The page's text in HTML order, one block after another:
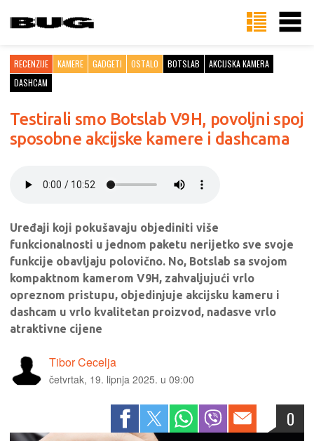
RECENZIJE KAMERE GADGETI OSTALO BOTSLAB
AKCIJSKA KAMERA
DASHCAM
Testirali smo Botslab V9H, povoljni spoj
sposobne akcijske kamere i dashcama
Uređaji koji pokušavaju objediniti više
funkcionalnosti u jednom paketu nerijetko sve svoje
funkcije obavljaju polovično. No, Botslab sa svojom
kompaktnom kamerom V9H, zahvaljujući vrlo
opreznom pristupu, objedinjuje akcijsku kameru i
dashcam u vrlo kvalitetan proizvod, nadasve vrlo
atraktivne cijene
Tibor Cecelja
četvrtak, 19. lipnja 2025. u 09:00
0